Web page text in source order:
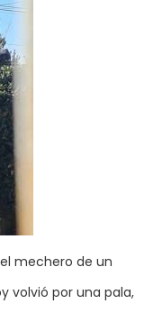
mechero de un
volvió por una pala,